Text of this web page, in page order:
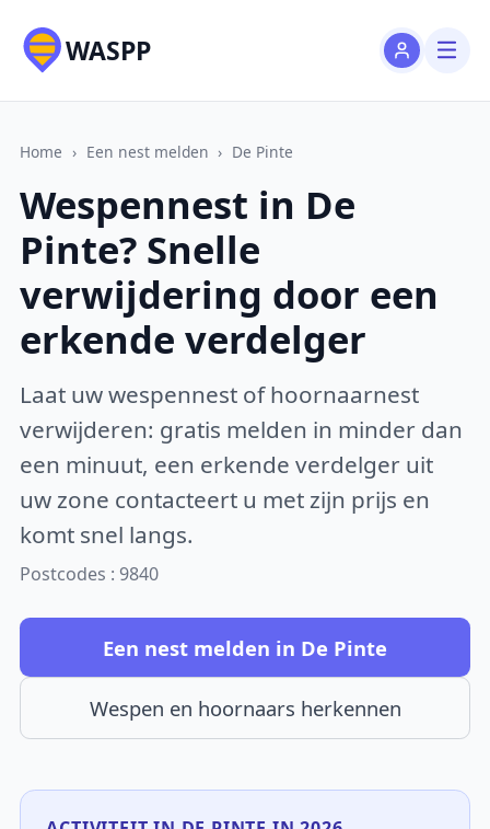
WASPP
Home › Een nest melden › De Pinte
Wespennest in De
Pinte? Snelle
verwijdering door een
erkende verdelger
Laat uw wespennest of hoornaarnest
verwijderen: gratis melden in minder dan
een minuut, een erkende verdelger uit
uw zone contacteert u met zijn prijs en
komt snel langs.
Postcodes : 9840
Een nest melden in De Pinte
Wespen en hoornaars herkennen